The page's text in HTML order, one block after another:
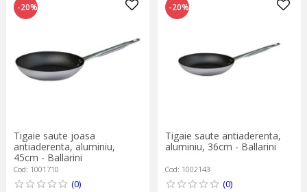
-20%
Tigaie saute joasa
antiaderenta, aluminiu,
45cm - Ballarini
Cod: 1001710
(0)
-20%
Tigaie saute antiaderenta,
aluminiu, 36cm - Ballarini
Cod: 1002143
(0)